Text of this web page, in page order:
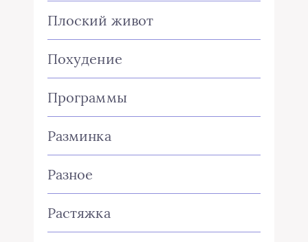
Плоский живот
Похудение
Программы
Разминка
Разное
Растяжка